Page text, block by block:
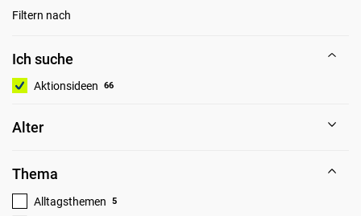
Filtern nach
Ich suche
Aktionsideen 66
Alter
Thema
Alltagsthemen 5